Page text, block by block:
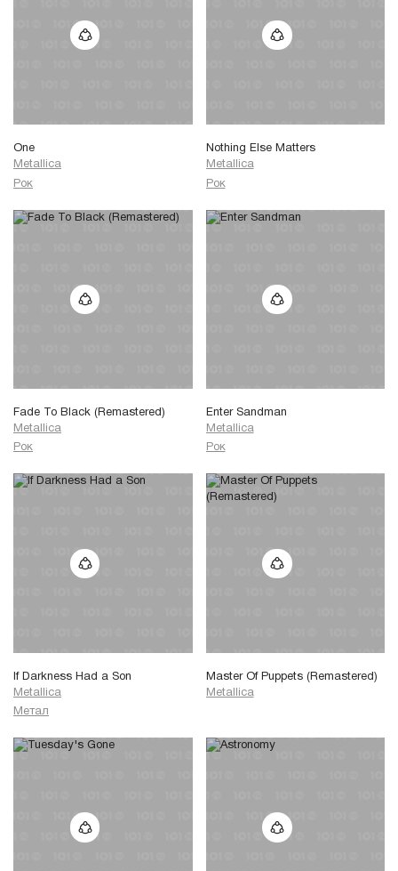
One
Metallica
Рок
Nothing Else Matters
Metallica
Рок
Fade To Black (Remastered)
Metallica
Рок
Enter Sandman
Metallica
Рок
If Darkness Had a Son
Metallica
Метал
Master Of Puppets (Remastered)
Metallica